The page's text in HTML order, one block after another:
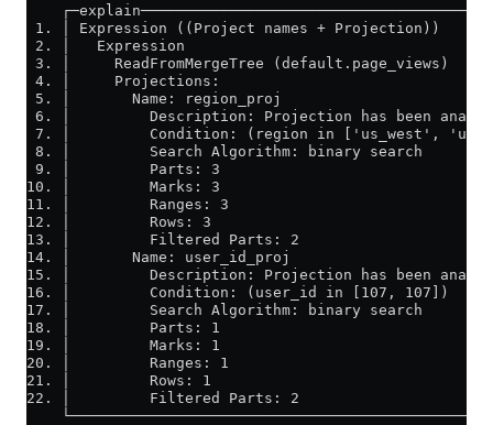
1. │ Expression ((Project names +
2. │   Expression
3. │     ReadFromMergeTree
4. │     Projections:
5. │       Name: region_proj
6. │         Description: Projection has been
7. │         Condition: (region in
8. │         Search Algorithm: binary
9. │         Parts: 3
10. │         Marks: 3
11. │         Ranges: 3
12. │         Rows: 3
13. │         Filtered Parts: 2
14. │       Name: user_id_proj
15. │         Description: Projection has been
16. │         Condition: (user_id in [107,
17. │         Search Algorithm: binary
18. │         Parts: 1
19. │         Marks: 1
20. │         Ranges: 1
21. │         Rows: 1
22. │         Filtered Parts: 2